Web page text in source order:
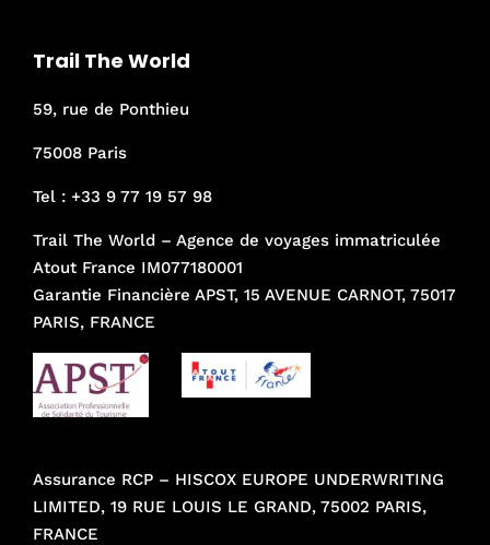
Trail The World
59, rue de Ponthieu
75008 Paris
Tel : +33 9 77 19 57 98
Trail The World – Agence de voyages immatriculée
Atout France IM077180001
Garantie Financière APST, 15 AVENUE CARNOT, 75017
PARIS, FRANCE
Assurance RCP – HISCOX EUROPE UNDERWRITING
LIMITED, 19 RUE LOUIS LE GRAND, 75002 PARIS,
FRANCE